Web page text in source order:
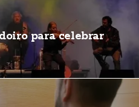
para celebrar